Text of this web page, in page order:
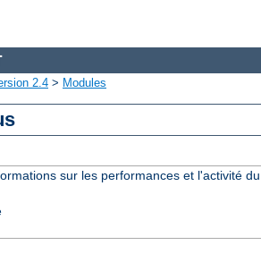
2.4 > Modules
sur les performances et l'activité